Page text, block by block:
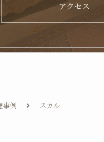
アクセス
事例 スカル